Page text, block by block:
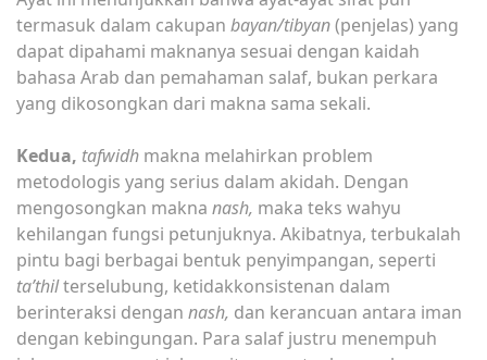
termasuk dalam cakupan bayan/tibyan(penjelas) yang
dapat dipahami maknanya sesuai dengan kaidah
bahasa Arab dan pemahaman salaf, bukan perkara
yang dikosongkan dari makna sama sekali.
Kedua, tafwidh makna melahirkan problem
metodologis yang serius dalam akidah. Dengan
mengosongkan makna nash, maka teks wahyu
kehilangan fungsi petunjuknya. Akibatnya, terbukalah
pintu bagi berbagai bentuk penyimpangan, seperti
ta’thilterselubung, ketidakkonsistenan dalam
berinteraksi dengan nash, dan kerancuan antara iman
dengan kebingungan. Para salaf justru menempuh